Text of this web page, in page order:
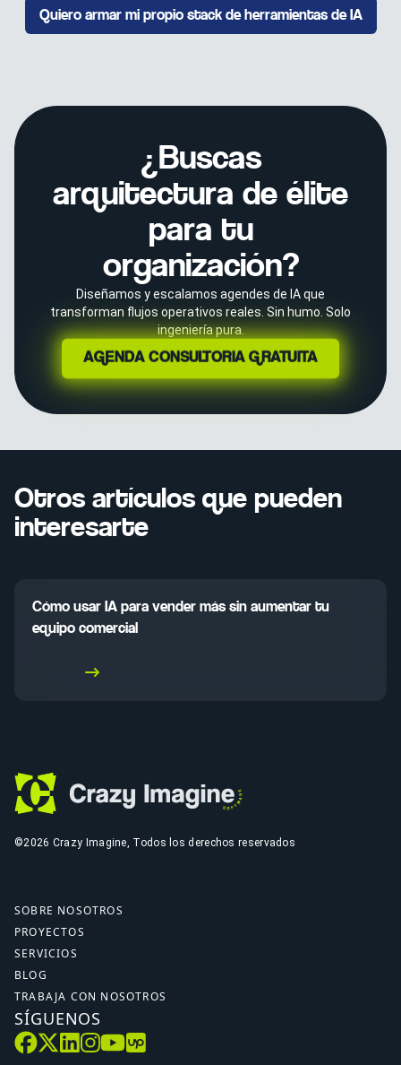
Quiero armar mi propio stack de herramientas de IA
¿Buscas
arquitectura de élite
para tu
organización?
Diseñamos y escalamos agendes de IA que
transforman flujos operativos reales. Sin humo. Solo
ingeniería pura.
AGENDA CONSULTORÍA GRATUITA
Otros artículos que pueden
interesarte
Cómo usar IA para vender más sin aumentar tu
equipo comercial
©2026 Crazy Imagine, Todos los derechos reservados
SOBRE NOSOTROS
PROYECTOS
SERVICIOS
BLOG
TRABAJA CON NOSOTROS
SÍGUENOS